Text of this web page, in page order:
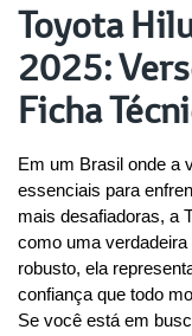
Toyota
2025:
Ficha
Em um Brasil onde a
essenciais para
mais desafiadoras, a
como uma
robusto, ela
confiança que todo
Se você está em